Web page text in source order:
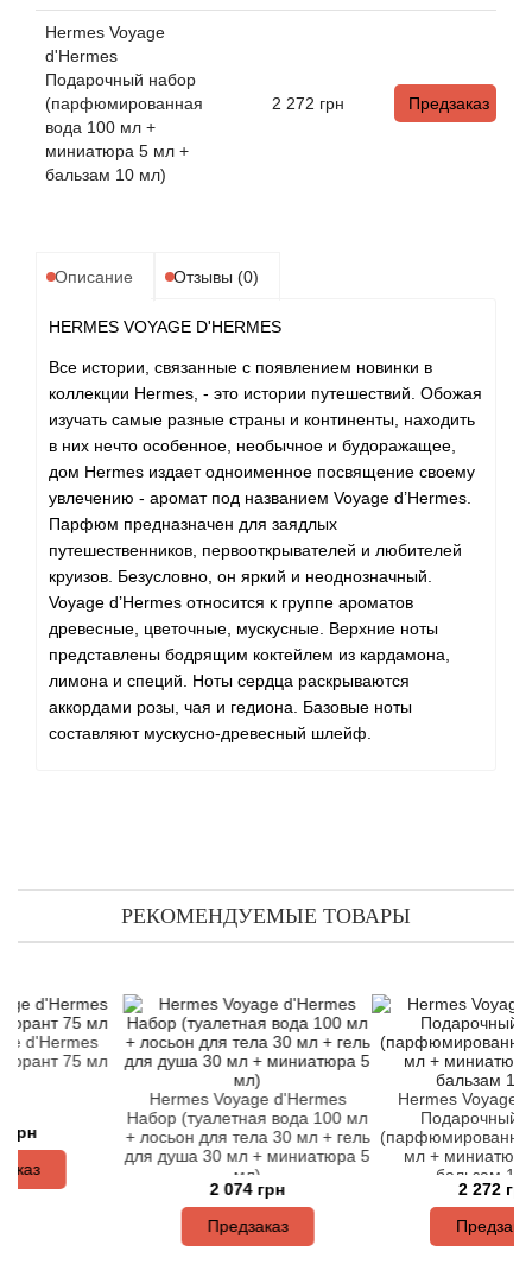
Hermes Voyage
d'Hermes
Подарочный набор
(парфюмированная
вода 100 мл +
миниатюра 5 мл +
бальзам 10 мл)
2 272 грн Предзаказ
Описание Отзывы (0)
HERMES VOYAGE D'HERMES
Все истории, связанные с появлением новинки в
коллекции Hermes, - это истории путешествий. Обожая
изучать самые разные страны и континенты, находить
в них нечто особенное, необычное и будоражащее,
дом Hermes издает одноименное посвящение своему
увлечению - аромат под названием Voyage d’Hermes.
Парфюм предназначен для заядлых
путешественников, первооткрывателей и любителей
круизов. Безусловно, он яркий и неоднозначный.
Voyage d’Hermes относится к группе ароматов
древесные, цветочные, мускусные. Верхние ноты
представлены бодрящим коктейлем из кардамона,
лимона и специй. Ноты сердца раскрываются
аккордами розы, чая и гедиона. Базовые ноты
составляют мускусно-древесный шлейф.
РЕКОМЕНДУЕМЫЕ ТОВАРЫ
75 мл
Hermes Voyage d'Hermes
Набор (туалетная вода 100 мл
+ лосьон для тела 30 мл + гель
для душа 30 мл + миниатюра 5
2 074 грн
Предзаказ
Hermes Voyage
Подарочный набор
(парфюмированная вода
мл + миниатюра 5 мл
бальзам 10 мл)
2 272 грн
Предзаказ
Antonia's Flowers
Antonio Banderas
Antonio Puig
Aquolina
Arabesque Perfumes
Arabiyat
Aramis
Ariana Grande
Armaf
Armand Basi
Arrogance
Atelier Cologne
Atelier Des Ors
Atelier Flou
Athena's